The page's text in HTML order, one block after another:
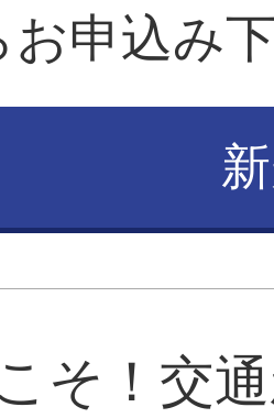
申込み
そ！交